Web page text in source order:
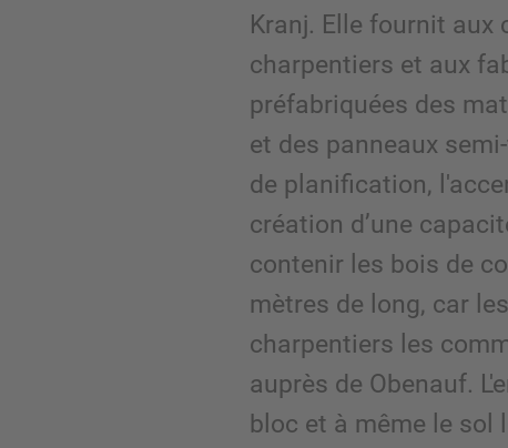
Kranj. Elle fournit aux
charpentiers et aux
préfabriquées des
et des panneaux
de planification,
création d’une
contenir les bois de
mètres de long, car
charpentiers les
auprès de Obenauf.
bloc et à même le sol